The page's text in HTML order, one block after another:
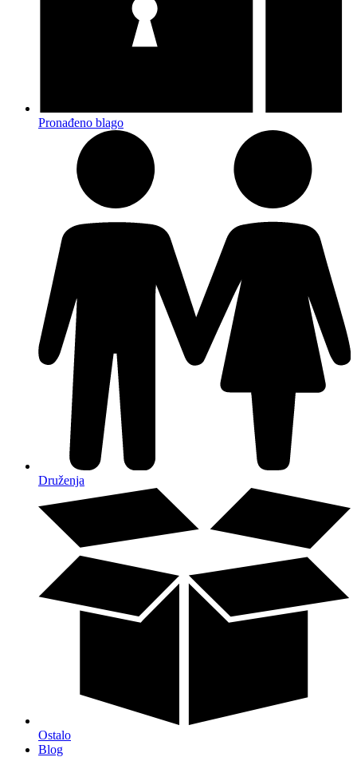
Pronađeno blago
Druženja
Ostalo
Blog